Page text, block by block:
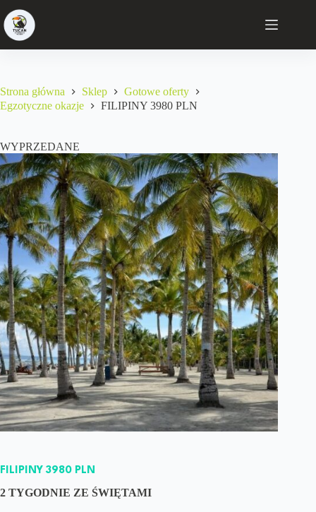
Strona główna Sklep
Gotowe oferty
Egzotyczne okazje
FILIPINY 3980 PLN
WYPRZEDANE
FILIPINY 3980 PLN
2 TYGODNIE ZE ŚWIĘTAMI